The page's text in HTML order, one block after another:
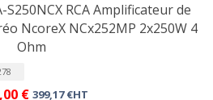
S250NCX RCA Amplificateur de
NcoreX NCx252MP 2x250W 4
Ohm
€ 399,17 €HT